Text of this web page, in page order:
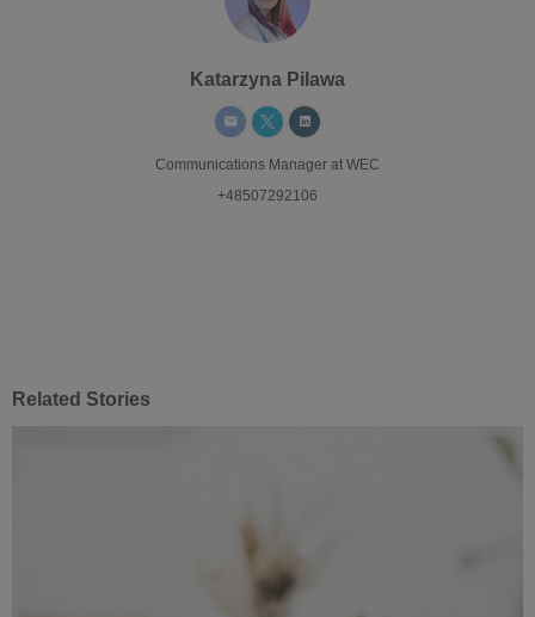
Katarzyna Pilawa
Communications Manager at WEC
+48507292106
Related Stories